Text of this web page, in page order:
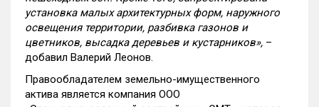
установка малых архитектурных форм, наружного
освещения территории, разбивка газонов и
цветников, высадка деревьев и кустарников», –
добавил Валерий Леонов.
Правообладателем земельно-имущественного
актива является компания ООО